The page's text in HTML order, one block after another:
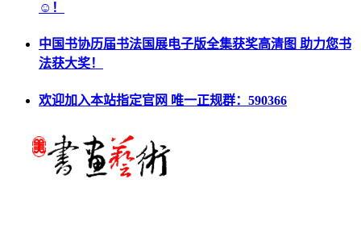
☺！
中国书协历届书法国展电子版全集获奖高清图 助力您书
法获大奖！
欢迎加入本站指定官网 唯一正规群：590366